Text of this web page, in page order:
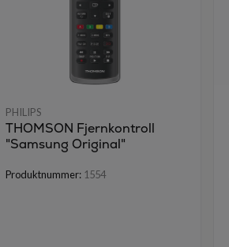
PHILIPS
THOMSON Fjernkontroll
"Samsung Original"
Produktnummer: 1554